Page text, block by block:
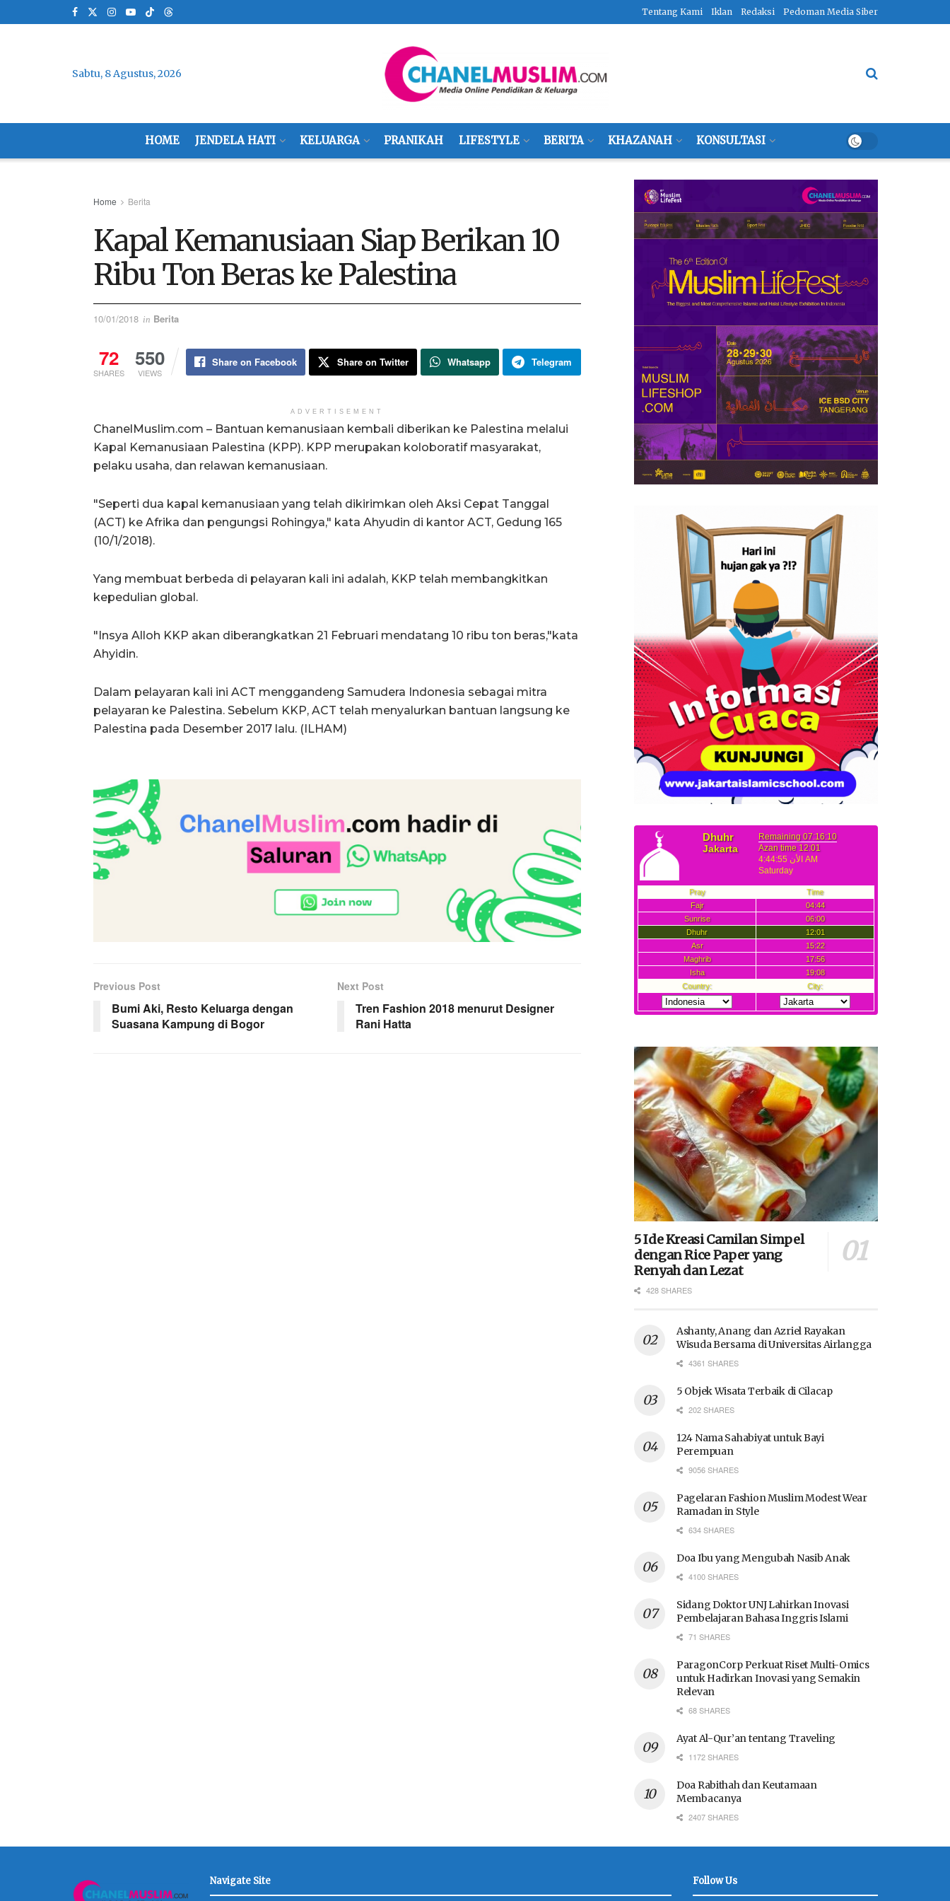
Tentang Kami Iklan Redaksi Pedoman Media Siber
Sabtu, 8 Agustus, 2026
HOME JENDELA HATI KELUARGA PRANIKAH LIFESTYLE BERITA KHAZANAH KONSULTASI
Home Berita
Kapal Kemanusiaan Siap Berikan 10
Ribu Ton Beras ke Palestina
10/01/2018 in Berita
72
SHARES
550
VIEWS
Share on Facebook Share on Twitter Whatsapp Telegram
ADVERTISEMENT
ChanelMuslim.com – Bantuan kemanusiaan kembali diberikan ke Palestina melalui
Kapal Kemanusiaan Palestina (KPP). KPP merupakan koloboratif masyarakat,
pelaku usaha, dan relawan kemanusiaan.
"Seperti dua kapal kemanusiaan yang telah dikirimkan oleh Aksi Cepat Tanggal
(ACT) ke Afrika dan pengungsi Rohingya," kata Ahyudin di kantor ACT, Gedung 165
(10/1/2018).
Yang membuat berbeda di pelayaran kali ini adalah, KKP telah membangkitkan
kepedulian global.
"Insya Alloh KKP akan diberangkatkan 21 Februari mendatang 10 ribu ton beras,"kata
Ahyidin.
Dalam pelayaran kali ini ACT menggandeng Samudera Indonesia sebagai mitra
pelayaran ke Palestina. Sebelum KKP, ACT telah menyalurkan bantuan langsung ke
Palestina pada Desember 2017 lalu. (ILHAM)
Previous Post
Bumi Aki, Resto Keluarga dengan
Suasana Kampung di Bogor
Next Post
Tren Fashion 2018 menurut Designer
Rani Hatta
5 Ide Kreasi Camilan Simpel
dengan Rice Paper yang
Renyah dan Lezat
428 SHARES
Ashanty, Anang dan Azriel Rayakan
Wisuda Bersama di Universitas Airlangga
4361 SHARES
5 Objek Wisata Terbaik di Cilacap
202 SHARES
124 Nama Sahabiyat untuk Bayi
Perempuan
9056 SHARES
Pagelaran Fashion Muslim Modest Wear
Ramadan in Style
634 SHARES
Doa Ibu yang Mengubah Nasib Anak
4100 SHARES
Sidang Doktor UNJ Lahirkan Inovasi
Pembelajaran Bahasa Inggris Islami
71 SHARES
ParagonCorp Perkuat Riset Multi-Omics
untuk Hadirkan Inovasi yang Semakin
Relevan
68 SHARES
Ayat Al-Qur’an tentang Traveling
1172 SHARES
Doa Rabithah dan Keutamaan
Membacanya
2407 SHARES
Navigate Site Follow Us